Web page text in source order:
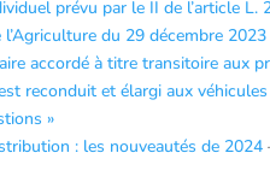
prévu par le II de l’article
l’Agriculture du 29 décembre
accordé à titre transitoire aux
reconduit et élargi aux véhicules
»
: les nouveautés de 2024